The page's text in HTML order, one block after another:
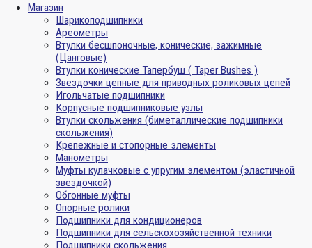
Магазин
Шарикоподшипники
Ареометры
Втулки бесшпоночные, конические, зажимные
(Цанговые)
Втулки конические Тапербуш ( Taper Bushes )
Звездочки цепные для приводных роликовых цепей
Игольчатые подшипники
Корпусные подшипниковые узлы
Втулки скольжения (биметаллические подшипники
скольжения)
Крепежные и стопорные элементы
Манометры
Муфты кулачковые с упругим элементом (эластичной
звездочкой)
Обгонные муфты
Опорные ролики
Подшипники для кондиционеров
Подшипники для сельскохозяйственной техники
Подшипники скольжения